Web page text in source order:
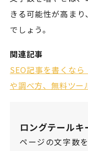
きる可能性が高ま
でしょう。
関連記事
SEO記事を書くな
や調べ方、無料ツー
ロングテール
ページの文字数